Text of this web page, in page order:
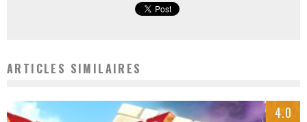
ARTICLES SIMILAIRES
4.0